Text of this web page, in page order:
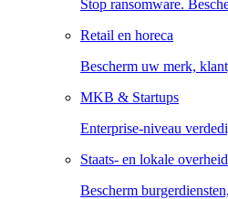
Stop ransomware.
Retail en horeca
Bescherm uw merk,
MKB & Startups
Enterprise-niveau
Staats- en lokale overheid
Bescherm